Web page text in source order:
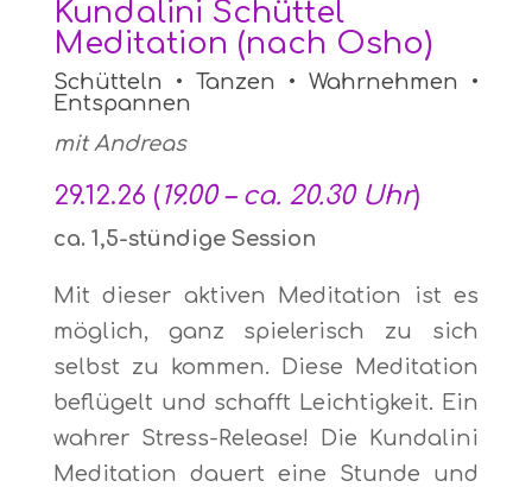
Kundalini Schüttel
Meditation (nach Osho)
Schütteln • Tanzen • Wahrnehmen •
Entspannen
mit Andreas
29.12.26 (19.00 – ca. 20.30 Uhr)
ca. 1,5-stündige Session
Mit dieser aktiven Meditation ist es
möglich, ganz spielerisch zu sich
selbst zu kommen. Diese Meditation
beflügelt und schafft Leichtigkeit. Ein
wahrer Stress-Release! Die Kundalini
Meditation dauert eine Stunde und